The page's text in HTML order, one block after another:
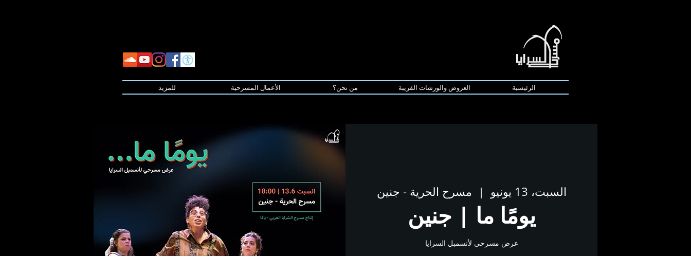
الرئيسية العروض والورشات القريبة من نحن؟ الأعمال المسرحية للمزيد
السبت، 13 يونيو
  |
مسرح الحرية - جنين
يومًا ما | جنين
عرض مسرحي لأنسمبل السرايا